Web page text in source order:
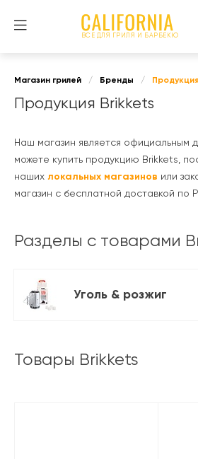
ВСЕ ДЛЯ ГРИЛЯ И БАРБЕКЮ
Магазин грилей / Бренды /
Продукция Brikkets
Наш магазин является официальным
можете купить продукцию Brikkets,
наших локальных магазинов или
магазин с бесплатной доставкой по
Разделы с товарами
Уголь & розжиг
Товары Brikkets